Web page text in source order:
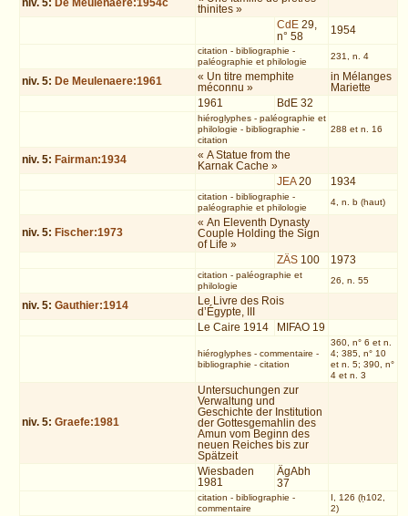
niv. 5: De Meulenaere:1954c
thinites »
CdE 29,
n° 58
1954
citation - bibliographie -
paléographie et philologie
231, n. 4
niv. 5: De Meulenaere:1961
« Un titre memphite
méconnu »
in Mélanges
Mariette
1961
BdE 32
hiéroglyphes- paléographie et
philologie - bibliographie -
citation
288 et n. 16
niv. 5: Fairman:1934
« A Statue from the
Karnak Cache »
JEA20 1934
citation - bibliographie -
paléographie et philologie
4, n. b (haut)
niv. 5: Fischer:1973
« An Eleventh Dynasty
Couple Holding the Sign
of Life »
ZÄS 100 1973
citation - paléographie et
philologie
26, n. 55
niv. 5:Gauthier:1914
Le Livre des Rois
d’Égypte, III
Le Caire 1914
MIFAO 19
hiéroglyphes- commentaire -
bibliographie - citation
360, n° 6 et n.
4; 385, n° 10
et n. 5; 390, n°
4 et n. 3
niv. 5:Graefe:1981
Untersuchungen zur
Verwaltung und
Geschichte der Institution
der Gottesgemahlin des
Amun vom Beginn des
neuen Reiches bis zur
Spätzeit
Wiesbaden
1981
ÄgAbh
37
citation - bibliographie -
commentaire
I, 126 (ḥ102,
2)